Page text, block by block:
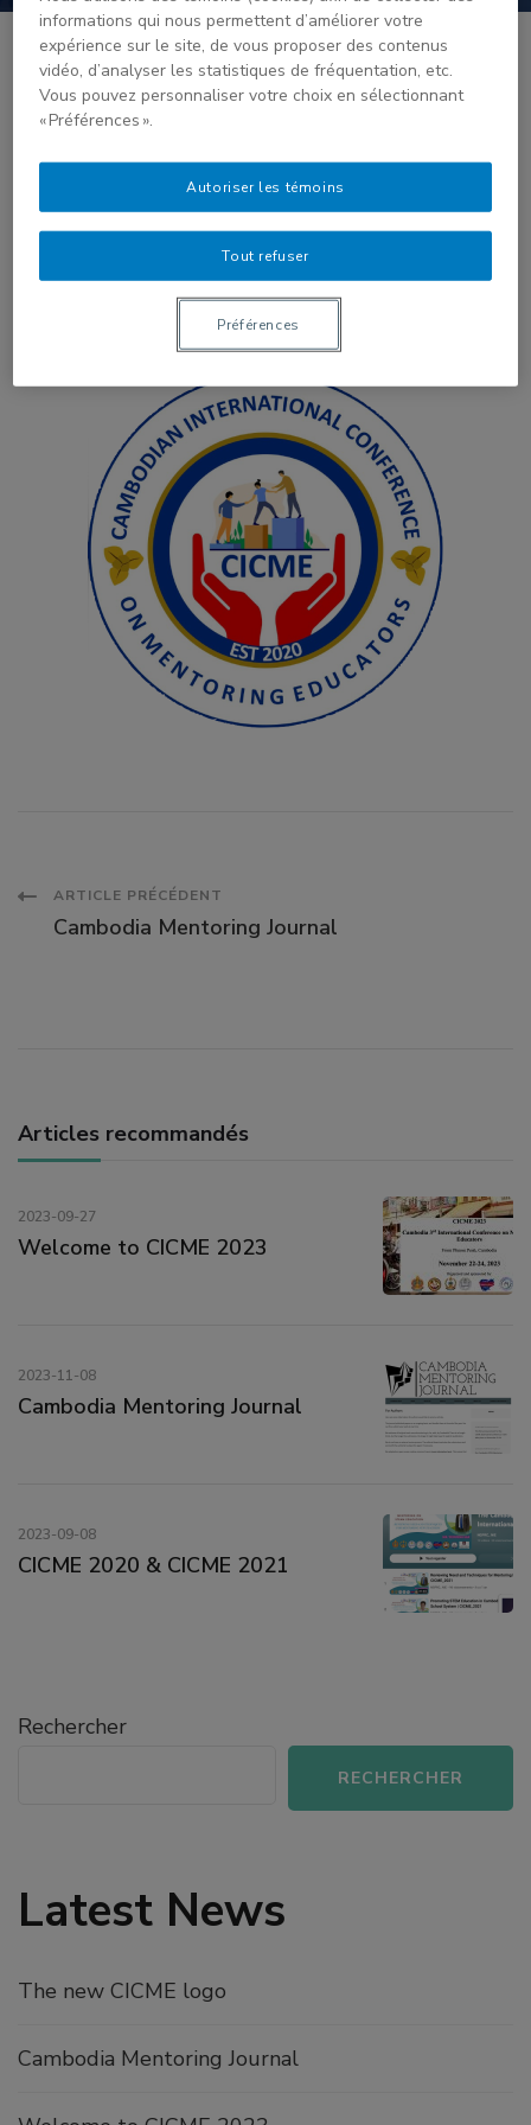
We are very happy to share with you all the new
It was created by a local designer and represent
the sharing and caring spirit of CICME while
featuring the Romduol flower, one of the symbol
of Cambodia (you can learn more about it
Navigation
ARTICLE PRÉCÉDENT
Cambodia Mentoring Journal
Articles recommandés
2023-09-27
Welcome to CICME 2023
2023-11-08
Cambodia Mentoring Journal
2023-09-08
CICME 2020 & CICME 2021
Rechercher
RECHERCHER
Latest News
The new CICME logo
Cambodia Mentoring Journal
informations qui nous permettent d’améliorer votre
expérience sur le site, de vous proposer des contenus
vidéo, d’analyser les statistiques de fréquentation, etc.
Vous pouvez personnaliser votre choix en sélectionnant
« Préférences ».
Tout refuser
Autoriser les témoins
Préférences